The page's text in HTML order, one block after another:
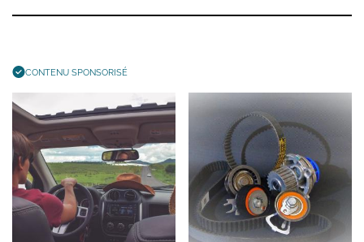
CONTENU SPONSORISÉ